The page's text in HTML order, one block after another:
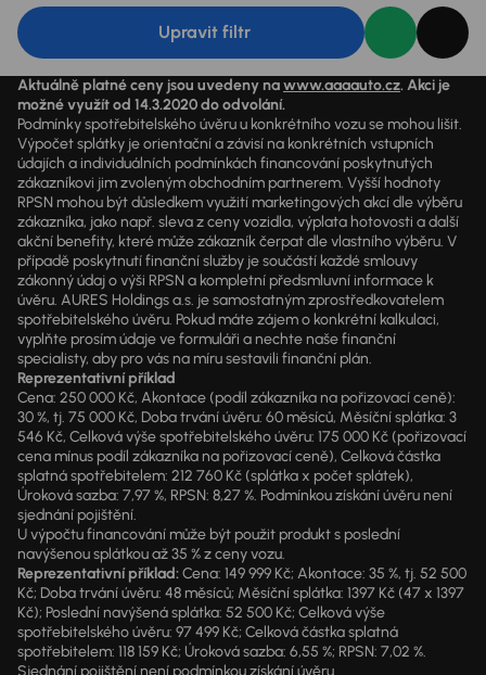
Upravit filtr
Aktuálně platné ceny jsou uvedeny nawww.aaaauto.cz. Akci je
možné využít od 14.3.2020 do odvolání.
Podmínky spotřebitelského úvěru u konkrétního vozu se mohou lišit.
Výpočet splátky je orientační a závisí na konkrétních vstupních
údajích a individuálních podmínkách financování poskytnutých
zákazníkovi jim zvoleným obchodním partnerem. Vyšší hodnoty
RPSN mohou být důsledkem využití marketingových akcí dle výběru
zákazníka, jako např. sleva z ceny vozidla, výplata hotovosti a další
akční benefity, které může zákazník čerpat dle vlastního výběru. V
případě poskytnutí finanční služby je součástí každé smlouvy
zákonný údaj o výši RPSN a kompletní předsmluvní informace k
úvěru. AURES Holdings a.s. je samostatným zprostředkovatelem
spotřebitelského úvěru. Pokud máte zájem o konkrétní kalkulaci,
vyplňte prosím údaje ve formuláři a nechte naše finanční
specialisty, aby pro vás na míru sestavili finanční plán.
Reprezentativní příklad
Cena: 250 000 Kč, Akontace (podíl zákazníka na pořizovací ceně):
30 %, tj. 75 000 Kč, Doba trvání úvěru: 60 měsíců, Měsíční splátka: 3
546 Kč, Celková výše spotřebitelského úvěru: 175 000 Kč (pořizovací
cena mínus podíl zákazníka na pořizovací ceně), Celková částka
splatná spotřebitelem: 212 760 Kč (splátka x počet splátek),
Úroková sazba: 7,97 %, RPSN: 8,27 %. Podmínkou získání úvěru není
sjednání pojištění.
U výpočtu financování může být použit produkt s poslední
navýšenou splátkou až 35 % z ceny vozu.
Reprezentativní příklad:Cena: 149 999 Kč; Akontace: 35 %, tj. 52 500
Kč; Doba trvání úvěru: 48 měsíců; Měsíční splátka: 1397 Kč (47 x 1397
Kč); Poslední navýšená splátka: 52 500 Kč; Celková výše
spotřebitelského úvěru: 97 499 Kč; Celková částka splatná
spotřebitelem: 118 159 Kč; Úroková sazba: 6,55 %; RPSN: 7,02 %.
Sjednání pojištění není podmínkou získání úvěru.